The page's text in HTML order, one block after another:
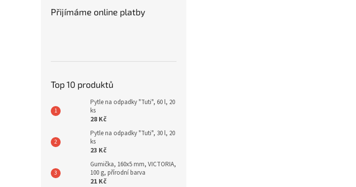
Přijímáme online platby
Top 10 produktů
Pytle na odpadky "Tuti", 60 l, 20
ks
28 Kč
Pytle na odpadky "Tuti", 30 l, 20
ks
23 Kč
Gumička, 160x5 mm, VICTORIA,
100 g, přírodní barva
21 Kč